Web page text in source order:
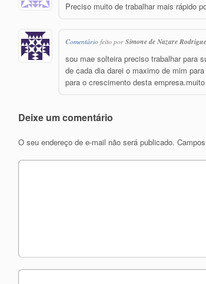
Preciso muito de trabalhar mais rápido
Comentáriofeito porSimone de Nazare
sou mae solteira preciso trabalhar para
de cada dia darei o maximo de mim
para o crescimento desta
Deixe um comentário
O seu endereço de e-mail não será publicado.